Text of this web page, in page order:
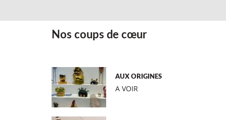
Nos coups de cœur
AUX ORIGINES
A VOIR